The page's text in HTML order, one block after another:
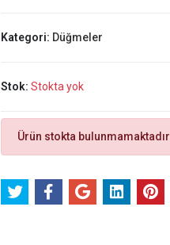
Kategori: Düğmeler
Stok: Stokta yok
Ürün stokta